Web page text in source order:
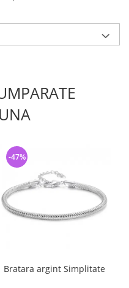
Bratara argint Simplitate
-47%